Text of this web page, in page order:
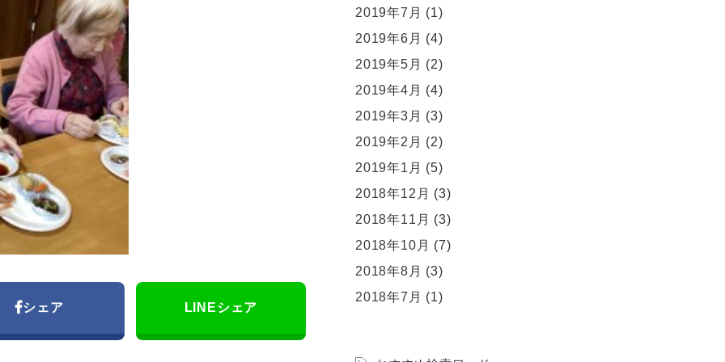
シェア LINEシェア
2019年7月 (1)
2019年6月 (4)
2019年5月 (2)
2019年4月 (4)
2019年3月 (3)
2019年2月 (2)
2019年1月 (5)
2018年12月 (3)
2018年11月 (3)
2018年10月 (7)
2018年8月 (3)
2018年7月 (1)